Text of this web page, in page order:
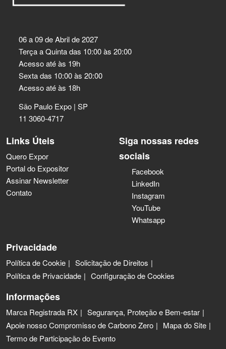
06 a 09 de Abril de 2027
Terça a Quinta das 10:00 às 20:00
Acesso até às 19h
Sexta das 10:00 às 20:00
Acesso até às 18h
São Paulo Expo | SP
11 3060-4717
Links Úteis
Quero Expor
Portal do Expositor
Assinar Newsletter
Contato
Siga nossas redes
sociais
Facebook
LinkedIn
Instagram
YouTube
Whatsapp
Privacidade
Política de Cookie
Solicitação de Direitos
Política de Privacidade
Configuração de Cookies
Informações
Marca Registrada RX
Segurança, Proteção e Bem-estar
Apoie nosso Compromisso de Carbono Zero
Mapa do Site
Termo de Participação do Evento